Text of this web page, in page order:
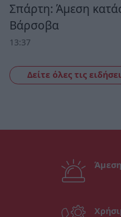
Σπάρτη: Άμεση
Βάρσοβα
13:37
Δείτε όλες τις